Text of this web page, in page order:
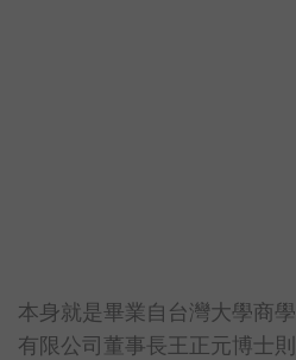
本身就是畢業自台灣大學商
有限公司董事長王正元博士